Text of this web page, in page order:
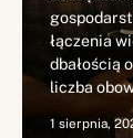
łączenia
dbałością
liczba
1 sierpnia,